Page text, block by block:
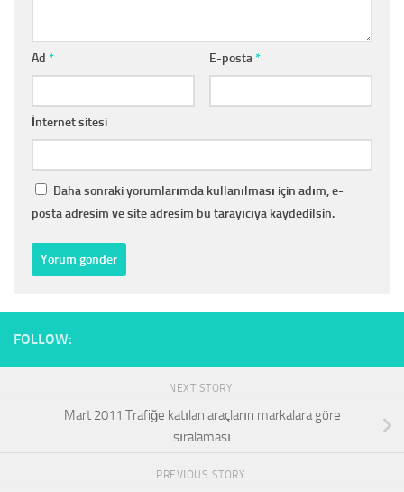
Ad * E-posta*
İnternet sitesi
Daha sonraki yorumlarımda kullanılması için adım, e-
posta adresim ve site adresim bu tarayıcıya kaydedilsin.
FOLLOW:
NEXT STORY
Mart 2011 Trafiğe katılan araçların markalara göre
sıralaması
PREVIOUS STORY